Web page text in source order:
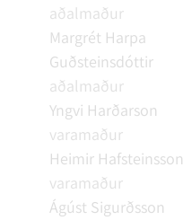
aðalmaður
Margrét Harpa
Guðsteinsdóttir
aðalmaður
Yngvi Harðarson
varamaður
Heimir Hafsteinsson
varamaður
Ágúst Sigurðsson